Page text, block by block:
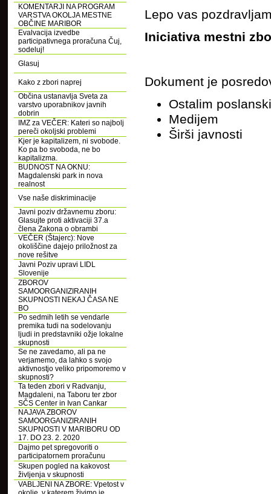
KOMENTARJI NA PROGRAM
VARSTVA OKOLJA MESTNE
OBČINE MARIBOR
Evalvacija izvedbe
participativnega proračuna Čuj,
sodeluj!
Glasuj
Kako z zbori naprej
Občina ustanavlja Sveta za
varstvo uporabnikov javnih
dobrin
IMZ za VEČER: Kateri so najbolj
pereči okoljski problemi
Kjer je kapitalizem, ni svobode.
Ko pa bo svoboda, ne bo
kapitalizma.
BUDNOST NA OKNU:
Magdalenski park in nova
realnost
Vse naše diskriminacije
Javni poziv državnemu zboru:
Glasujte proti aktivaciji 37.a
člena Zakona o obrambi
VEČER (Štajerc): Nove
okoliščine dajejo priložnost za
nove rešitve
Javni Poziv upravi LIDL
Slovenije
ZBOROV
SAMOORGANIZIRANIH
SKUPNOSTI NEKAJ ČASA NE
BO
Po sedmih letih se vendarle
premika tudi na sodelovanju
ljudi in predstavniki ožje lokalne
skupnosti
Se ne zavedamo, ali pa ne
verjamemo, da lahko s svojo
aktivnostjo veliko pripomoremo v
skupnosti?
Ta teden zbori v Radvanju,
Magdaleni, na Taboru ter zbor
SČS Center in Ivan Cankar
NAJAVA ZBOROV
SAMOORGANIZIRANIH
SKUPNOSTI V MARIBORU OD
17. DO 23. 2. 2020
Dajmo pet spregovoriti o
participatornem proračunu
Skupen pogled na kakovost
življenja v skupnosti
VABLJENI NA ZBORE: Vpetost v
Lepo vas
Iniciativa mestni
Dokument je
Ostalim
Medijem
Širši javnosti